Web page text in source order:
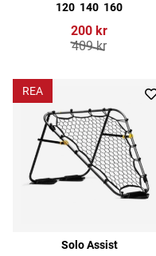
120 140 160
200 kr
409 kr
REA
Solo Assist